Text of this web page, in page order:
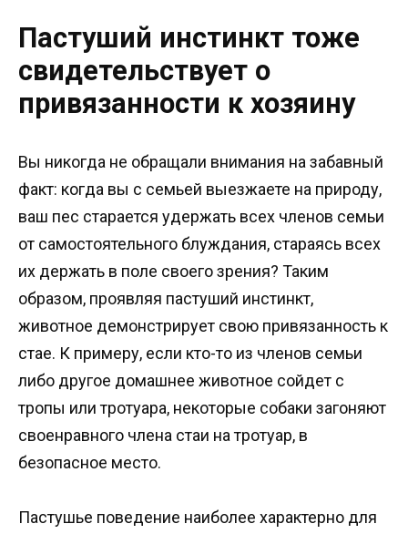
Пастуший инстинкт тоже
свидетельствует о
привязанности к хозяину
Вы никогда не обращали внимания на забавный
факт: когда вы с семьей выезжаете на природу,
ваш пес старается удержать всех членов семьи
от самостоятельного блуждания, стараясь всех
их держать в поле своего зрения? Таким
образом, проявляя пастуший инстинкт,
животное демонстрирует свою привязанность к
стае. К примеру, если кто-то из членов семьи
либо другое домашнее животное сойдет с
тропы или тротуара, некоторые собаки загоняют
своенравного члена стаи на тротуар, в
безопасное место.
Пастушье поведение наиболее характерно для